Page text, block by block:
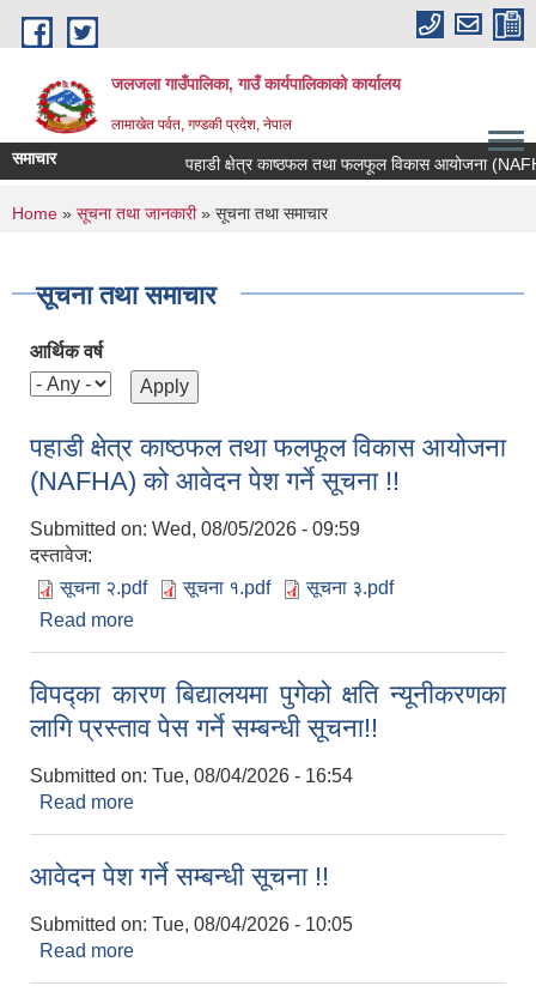
Skip to main content
जलजला गाउँपालिका, गाउँ कार्यपालिकाको कार्यालय
लामाखेत पर्वत, गण्डकी प्रदेश, नेपाल
समाचार पहाडी क्षेत्र काष्ठफल तथा फलफूल विकास आयोजना
You are here
Home » सूचना तथा जानकारी» सूचना तथा समाचार
सूचना तथा समाचार
आर्थिक वर्ष
पहाडी क्षेत्र काष्ठफल तथा फलफूल विकास आयोजना
(NAFHA) को आवेदन पेश गर्ने सूचना !!
Submitted on: Wed, 08/05/2026 - 09:59
दस्तावेज:
सूचना २.pdf
सूचना १.pdf
सूचना ३.pdf
Read more
विपद्का कारण बिद्यालयमा पुगेको क्षति न्यूनीकरणका
लागि प्रस्ताव पेस गर्ने सम्बन्धी सूचना!!
Submitted on: Tue, 08/04/2026 - 16:54
Read more
आवेदन पेश गर्ने सम्बन्धी सूचना !!
Submitted on: Tue, 08/04/2026 - 10:05
Read more